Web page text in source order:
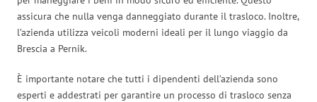
assicura che nulla venga danneggiato durante il trasloco. Inoltre,
l’azienda utilizza veicoli moderni ideali per il lungo viaggio da
Brescia a Pernik.
È importante notare che tutti i dipendenti dell’azienda sono
esperti e addestrati per garantire un processo di trasloco senza